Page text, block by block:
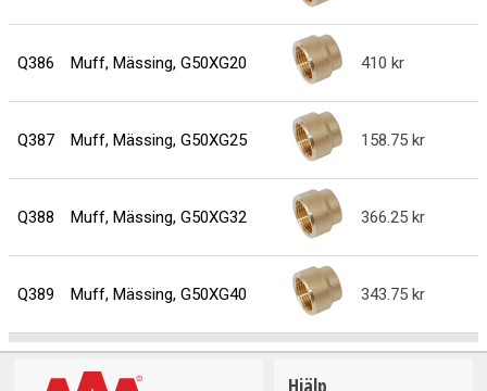
Q386 Muff, Mässing, G50XG20 410
Q387 Muff, Mässing, G50XG25 158.75
Q388 Muff, Mässing, G50XG32 366.25
Q389 Muff, Mässing, G50XG40 343.75